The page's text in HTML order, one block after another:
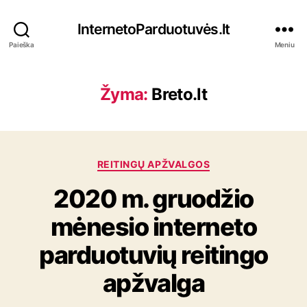
Paieška
InternetoParduotuvės.lt
Meniu
Žyma: Breto.lt
K
t
e
g
o
r
i
j
REITINGŲ APŽVALGOS
2020 m. gruodžio
mėnesio interneto
parduotuvių reitingo
apžvalga